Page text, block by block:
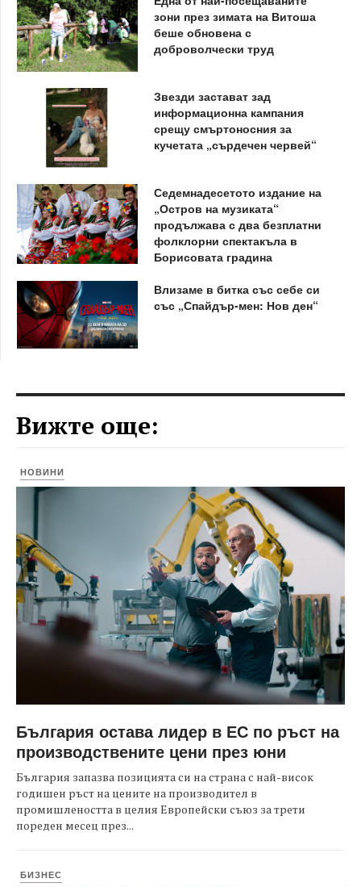
зони през зимата на Витоша
беше обновена с
доброволчески труд
Звезди застават зад
информационна кампания
срещу смъртоносния за
кучетата „сърдечен червей“
Седемнадесетото издание на
„Остров на музиката“
продължава с два безплатни
фолклорни спектакъла в
Борисовата градина
Влизаме в битка със себе си
със „Спайдър-мен: Нов ден“
Вижте още:
НОВИНИ
България остава лидер в ЕС по ръст на
производствените цени през юни
България запазва позицията си на страна с най-висок
годишен ръст на цените на производител в
промишлеността в целия Европейски съюз за трети
пореден месец през...
БИЗНЕС